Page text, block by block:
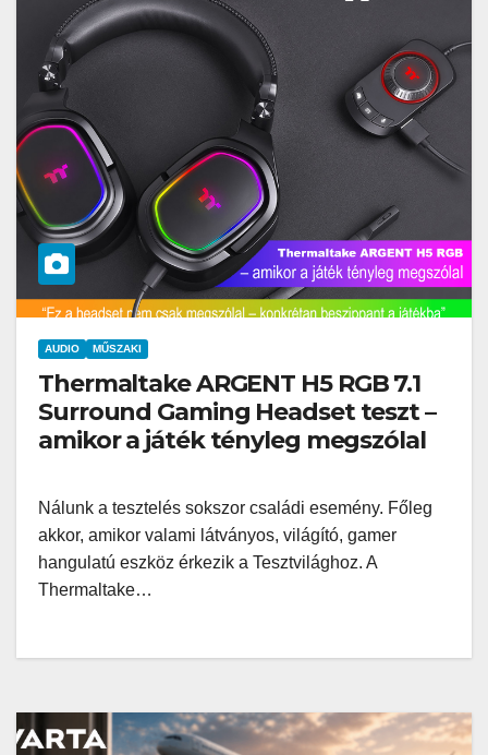
AUDIO MŰSZAKI
Thermaltake ARGENT H5 RGB 7.1
Surround Gaming Headset teszt –
amikor a játék tényleg megszólal
Nálunk a tesztelés sokszor családi esemény. Főleg
akkor, amikor valami látványos, világító, gamer
hangulatú eszköz érkezik a Tesztvilághoz. A
Thermaltake…